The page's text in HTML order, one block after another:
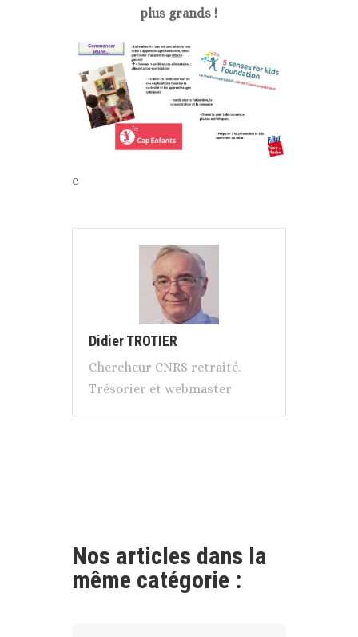
plus grands !
e
Didier TROTIER
Chercheur CNRS retraité.
Trésorier et webmaster
Nos articles dans la
même catégorie :